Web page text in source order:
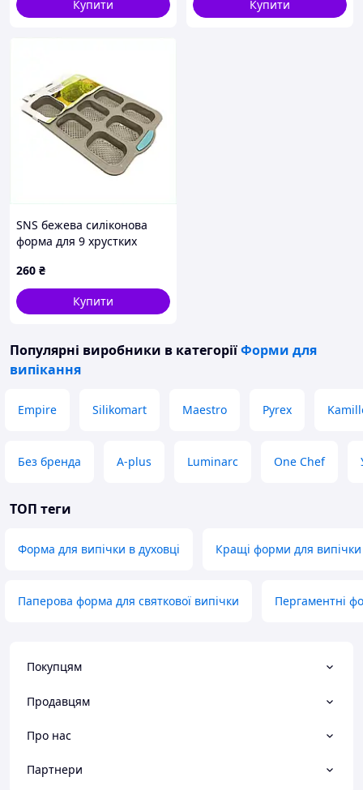
Купити
Купити
SNS бежева силіконова
форма для 9 хрустких
260 ₴
Купити
Популярні виробники в категоріїФорми для
випікання
Empire Silikomart Maestro Pyrex
Без бренда A-plus Luminarc One Chef
ТОП теги
Форма для випічки в духовці Кращі форми для випічки
Паперова форма для святкової випічки Пергаментні
Покупцям
Продавцям
Про нас
Партнери